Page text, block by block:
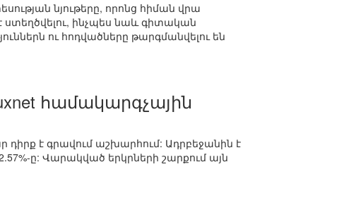
նյութերը, որոնց հիման վրա
ինչպես նաև գիտական
ու հոդվածները թարգմանվելու են
համակարգչային
է գրավում աշխարհում: Ադրբեջանին է
ը: Վարակված երկրների շարքում այն